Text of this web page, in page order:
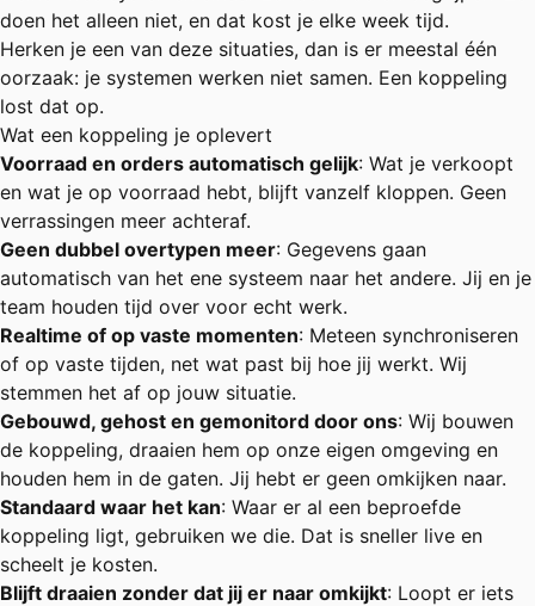
doen het alleen niet, en dat kost je elke week tijd.
Herken je een van deze situaties, dan is er meestal één
oorzaak: je systemen werken niet samen. Een koppeling
lost dat op.
Wat een koppeling je oplevert
Voorraad en orders automatisch gelijk: Wat je verkoopt
en wat je op voorraad hebt, blijft vanzelf kloppen. Geen
verrassingen meer achteraf.
Geen dubbel overtypen meer: Gegevens gaan
automatisch van het ene systeem naar het andere. Jij en je
team houden tijd over voor echt werk.
Realtime of op vaste momenten: Meteen synchroniseren
of op vaste tijden, net wat past bij hoe jij werkt. Wij
stemmen het af op jouw situatie.
Gebouwd, gehost en gemonitord door ons: Wij bouwen
de koppeling, draaien hem op onze eigen omgeving en
houden hem in de gaten. Jij hebt er geen omkijken naar.
Standaard waar het kan: Waar er al een beproefde
koppeling ligt, gebruiken we die. Dat is sneller live en
scheelt je kosten.
Blijft draaien zonder dat jij er naar omkijkt: Loopt er iets